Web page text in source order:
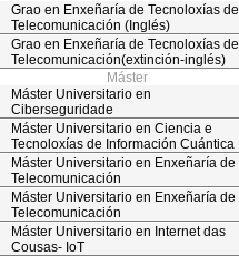
Grao en Enxeñaría de Tecnoloxías de
Telecomunicación (Inglés)
Grao en Enxeñaría de Tecnoloxías de
Telecomunicación(extinción-inglés)
Máster
Máster Universitario en
Ciberseguridade
Máster Universitario en Ciencia e
Tecnoloxías de Información Cuántica
Máster Universitario en Enxeñaría de
Telecomunicación
Máster Universitario en Enxeñaría de
Telecomunicación
Máster Universitario en Internet das
Cousas- IoT